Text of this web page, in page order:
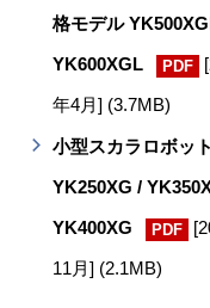
格モデル
YK600XGL
PDF
年4月] (3.7MB)
小型スカラロボット
YK250XG /
YK400XG
PDF
11月] (2.1MB)